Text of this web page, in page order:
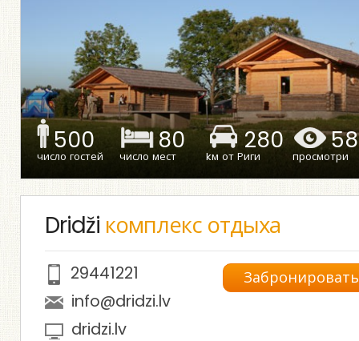
500
число гостей
80
число мест
280
kм от Риги просмотри
Dridži комплекс отдыха
Забронировать
29441221
info@dridzi.lv
dridzi.lv